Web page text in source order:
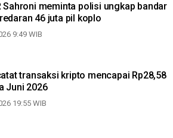
Sahroni meminta polisi ungkap bandar
46 juta pil koplo
9:49 WIB
transaksi kripto mencapai Rp28,58
Juni 2026
19:55 WIB